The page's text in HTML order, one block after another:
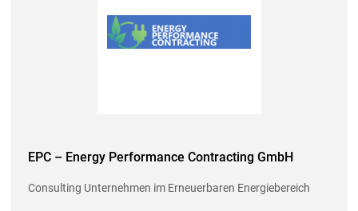
EPC – Energy Performance Contracting GmbH
Consulting Unternehmen im Erneuerbaren Energiebereich